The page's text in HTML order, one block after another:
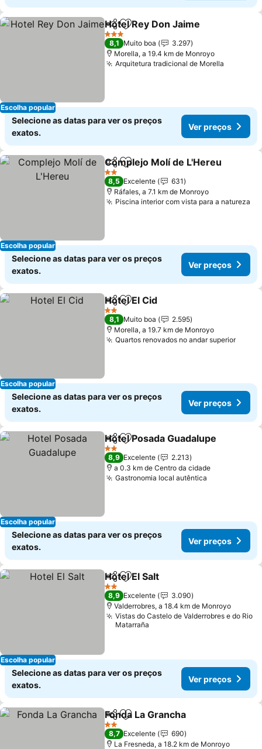
Escolha popular
PartilharAdicionar aos favoritos
Hotel Rey Don Jaime
3 Estrelas
8,1 Muito boa
3.297
Morella, a 19.4 km de Monroyo
Arquitetura tradicional de Morella
Selecione as datas para ver os preços
exatos.
Ver preços
Escolha popular
PartilharAdicionar aos favoritos
Complejo Molí de L'Hereu
2 Estrelas
8,5 Excelente
631
Ráfales, a 7.1 km de Monroyo
Piscina interior com vista para a natureza
Selecione as datas para ver os preços
exatos.
Ver preços
Escolha popular
PartilharAdicionar aos favoritos
Hotel El Cid
2 Estrelas
8,1 Muito boa
2.595
Morella, a 19.7 km de Monroyo
Quartos renovados no andar superiorVer
Selecione as datas para ver os preços
exatos.
Ver preços
Escolha popular
PartilharAdicionar aos favoritos
Hotel Posada Guadalupe
2 Estrelas
8,9 Excelente
2.213
a 0.3 km de Centro da cidade
Gastronomia local autêntica
Selecione as datas para ver os preços
exatos.
Ver preços
Escolha popular
PartilharAdicionar aos favoritos
Hotel El Salt
2 Estrelas
8,9 Excelente
3.090
Valderrobres, a 18.4 km de Monroyo
Vistas do Castelo de Valderrobres e do Rio
Matarraña
Selecione as datas para ver os preços
exatos.
Ver preços
PartilharAdicionar aos favoritos
Fonda La Grancha
2 Estrelas
8,7 Excelente
690
La Fresneda, a 18.2 km de Monroyo